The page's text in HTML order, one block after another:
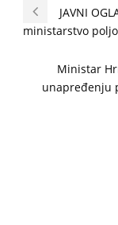
JAVNI
ministarstvo
Ministar
unapređenju